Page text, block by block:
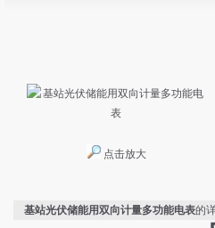
点击放大
基站光伏储能用双向计量多功能电表的